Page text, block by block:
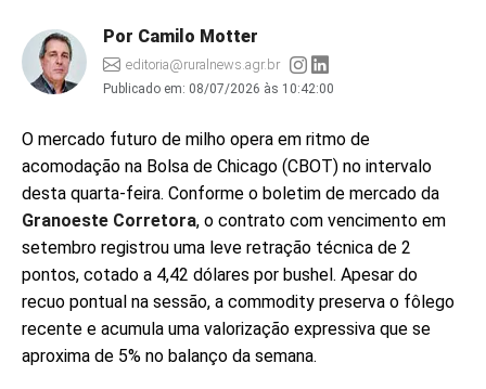
Por Camilo Motter
editoria@ruralnews.agr.br
Publicado em: 08/07/2026 às 10:42:00
O mercado futuro de milho opera em ritmo de
acomodação na Bolsa de Chicago (CBOT) no intervalo
desta quarta-feira. Conforme o boletim de mercado da
Granoeste Corretora, o contrato com vencimento em
setembro registrou uma leve retração técnica de 2
pontos, cotado a 4,42 dólares por bushel. Apesar do
recuo pontual na sessão, a commodity preserva o fôlego
recente e acumula uma valorização expressiva que se
aproxima de 5% no balanço da semana.